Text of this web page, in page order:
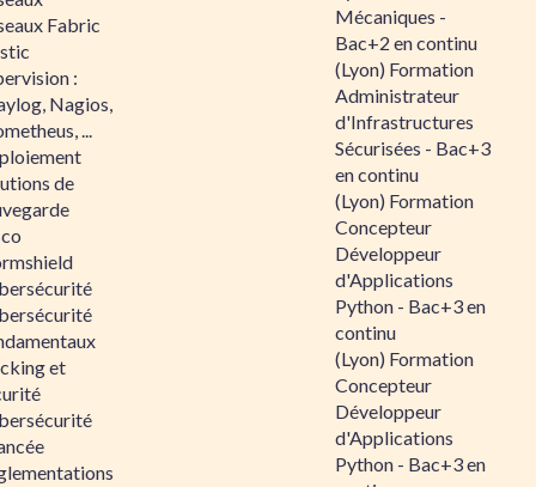
Fabric
:
Nagios,
...
de
et
Mécaniques -
Bac+2 en continu
(Lyon) Formation
Administrateur
d'Infrastructures
Sécurisées - Bac+3
en continu
(Lyon) Formation
Concepteur
Développeur
d'Applications
Python - Bac+3 en
continu
(Lyon) Formation
Concepteur
Développeur
d'Applications
Python - Bac+3 en